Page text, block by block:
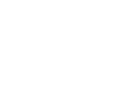
300Upload LOGIROSS
L02476860 430BA17
300Upload LOGIROSS